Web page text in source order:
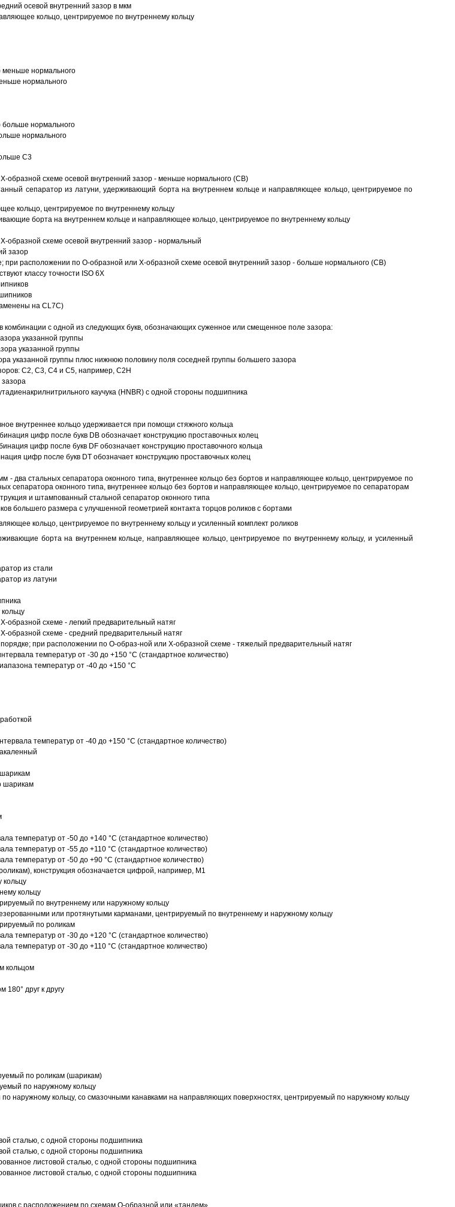
осевой внутренний зазор в мкм
кольцо, центрируемое по внутреннему кольцу
меньше нормального
нормального
нормального
нормального
C3
схеме осевой внутренний зазор - меньше нормального (CB)
сепаратор из латуни, удерживающий борта на внутреннем кольце и направляющее кольцо, центрируемое по
кольцо, центрируемое по внутреннему кольцу
борта на внутреннем кольце и направляющее кольцо, центрируемое по внутреннему кольцу
образной схеме осевой внутренний зазор - нормальный
зазор
при расположении по О-образной или Х-образной схеме осевой внутренний зазор - больше нормального (CB)
классу точности ISO 6X
на CL7C)
комбинации с одной из следующих букв, обозначающих суженное или смещенное поле зазора:
указанной группы
указанной группы
указанной группы плюс нижнюю половину поля соседней группы большего зазора
С2, C3, С4 и С5, например, С2Н
каучука (HNBR) с одной стороны подшипника
внутреннее кольцо удерживается при помощи стяжного кольца
цифр после букв DB обозначает конструкцию проставочных колец
цифр после букв DF обозначает конструкцию проставочного кольца
цифр после букв DT обозначает конструкцию проставочных колец
два стальных сепаратора оконного типа, внутреннее кольцо без бортов и направляющее кольцо, центрируемое по
сепаратора оконного типа, внутреннее кольцо без бортов и направляющее кольцо, центрируемое по сепараторам
и штампованный стальной сепаратор оконного типа
большего размера с улучшенной геометрией контакта торцов роликов с бортами
кольцо, центрируемое по внутреннему кольцу и усиленный комплект роликов
борта на внутреннем кольце, направляющее кольцо, центрируемое по внутреннему кольцу, и усиленный
из стали
из латуни
схеме - легкий предварительный натяг
образной схеме - средний предварительный натяг
при расположении по О-образ-ной или Х-образной схеме - тяжелый предварительный натяг
температур от -30 до +150 °C (стандартное количество)
температур от -40 до +150 °C
температур от -40 до +150 °C (стандартное количество)
шарикам
температур от -50 до +140 °C (стандартное количество)
температур от -55 до +110 °C (стандартное количество)
температур от -50 до +90 °C (стандартное количество)
конструкция обозначается цифрой, например, M1
кольцу
по внутреннему или наружному кольцу
или протянутыми карманами, центрируемый по внутреннему и наружному кольцу
по роликам
температур от -30 до +120 °C (стандартное количество)
температур от -30 до +110 °C (стандартное количество)
кольцом
друг к другу
по роликам (шарикам)
по наружному кольцу
наружному кольцу, со смазочными канавками на направляющих поверхностях, центрируемый по наружному кольцу
сталью, с одной стороны подшипника
сталью, с одной стороны подшипника
листовой сталью, с одной стороны подшипника
листовой сталью, с одной стороны подшипника
с расположением по схемам О-образной или «тандем»